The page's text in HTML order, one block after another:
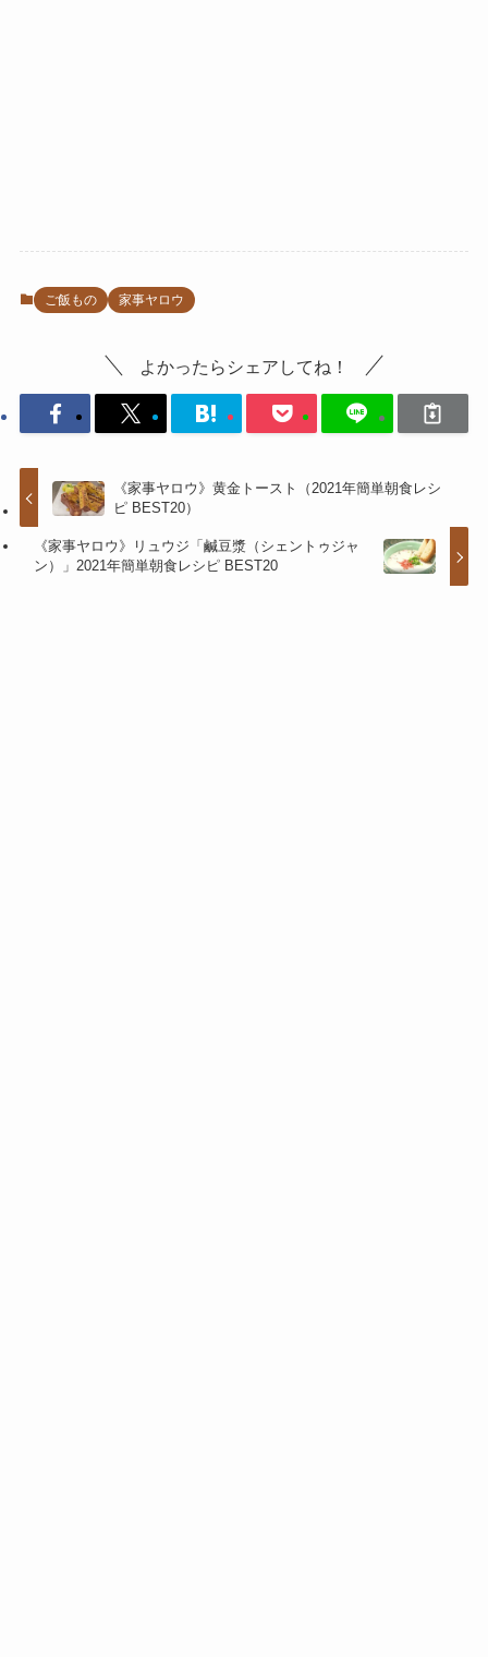
ご飯もの 家事ヤロウ
よかったらシェアしてね！
《家事ヤロウ》黄金トースト（2021年簡単朝食レシ
ピ BEST20）
《家事ヤロウ》リュウジ「鹹豆漿（シェントゥジャ
ン）」2021年簡単朝食レシピ BEST20